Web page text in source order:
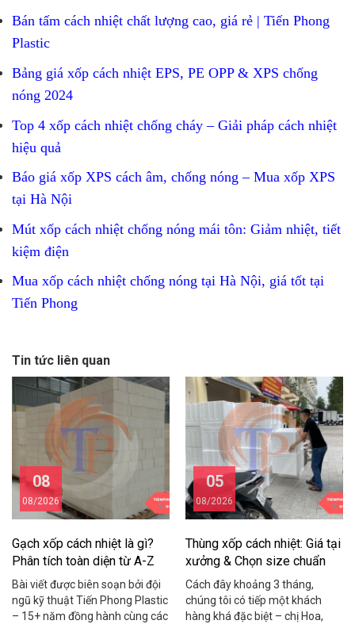
Bán tấm cách nhiệt chất lượng cao, giá rẻ | Tiến Phong
Plastic
Bảng giá xốp cách nhiệt EPS, PE OPP & XPS chống
nóng 2024
Top 4 xốp cách nhiệt chống cháy – Giải pháp cách nhiệt
hiệu quả
Báo giá xốp XPS cách âm, chống nóng – Mua xốp XPS
tại Hà Nội
Mút xốp cách nhiệt chống nóng mái tôn: Giảm nhiệt, tiết
kiệm điện
Mua xốp cách nhiệt chống nóng tại Hà Nội, giá tốt tại
Tiến Phong
Tin tức liên quan
08
08/2026
Gạch xốp cách nhiệt là gì?
Phân tích toàn diện từ A-Z
Bài viết được biên soạn bởi đội
ngũ kỹ thuật Tiến Phong Plastic
– 15+ năm đồng hành cùng các
05
08/2026
Thùng xốp cách nhiệt: Giá tại
xưởng & Chọn size chuẩn
2026
Cách đây khoảng 3 tháng,
chúng tôi có tiếp một khách
hàng khá đặc biệt – chị Hoa,